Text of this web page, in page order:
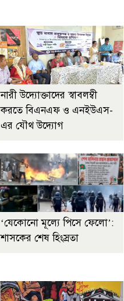
নারী উদ্যোক্তাদের স্বাবলম্বী
করতে বিএনএফ ও এনইউএস-
এর যৌথ উদ্যোগ
‘যেকোনো মূল্যে পিসে ফেলো’:
শাসকের শেষ হিংস্রতা